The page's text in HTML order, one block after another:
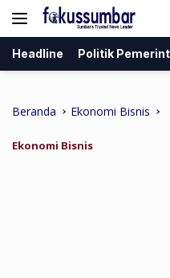
Langsung
Headline Politik
Beranda Ekonomi Bisnis
Ekonomi Bisnis